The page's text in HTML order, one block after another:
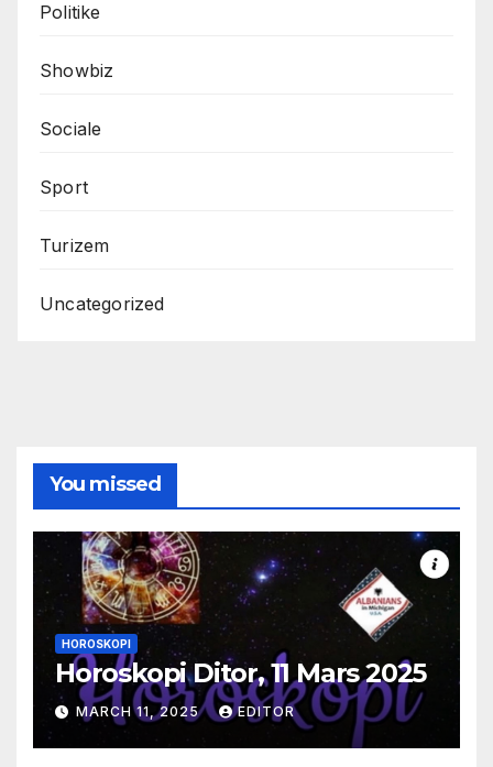
Politike
Showbiz
Sociale
Sport
Turizem
Uncategorized
You missed
HOROSKOPI
Horoskopi Ditor, 11 Mars 2025
MARCH 11, 2025 EDITOR